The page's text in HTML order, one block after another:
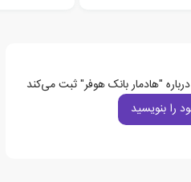
"هادمار بانک هوفر" ثبت می‌کند
را بنویسید